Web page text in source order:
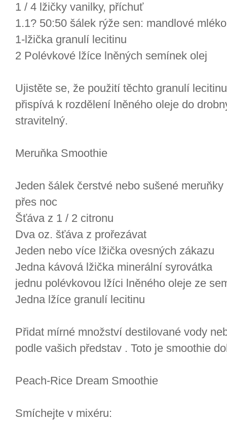
1 / 4 lžičky vanilky, příchuť
1.1? 50:50 šálek rýže sen: mandlové mléko
1-lžička granulí lecitinu
2 Polévkové lžíce lněných semínek olej
Ujistěte se, že použití těchto granulí
přispívá k rozdělení lněného oleje do
stravitelný.
Meruňka Smoothie
Jeden šálek čerstvé nebo sušené
přes noc
Šťáva z 1 / 2 citronu
Dva oz. šťáva z prořezávat
Jeden nebo více lžička ovesných zákazu
Jedna kávová lžička minerální syrovátka
jednu polévkovou lžíci lněného oleje ze
Jedna lžíce granulí lecitinu
Přidat mírné množství destilované vody
podle vašich představ . Toto je smoothie
Peach-Rice Dream Smoothie
Smíchejte v mixéru: